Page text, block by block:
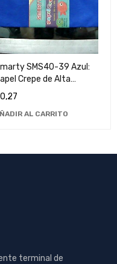
SMS40-39 Azul:
Crepe de Alta
para Manualidades
Decoraciones
0,27
AL CARRITO
terminal de